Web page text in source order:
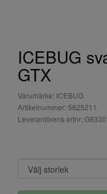
ICEBUG
GTX
Varumärke: ICEBUG
Artikelnummer: 5625211
Leverantörens artnr: